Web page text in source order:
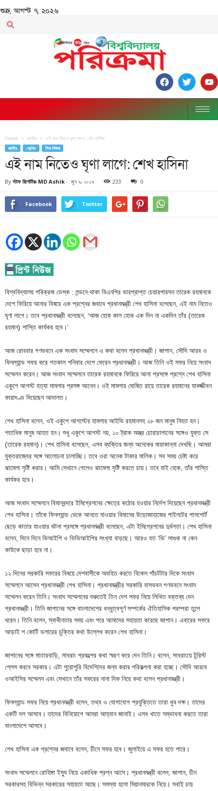
শুক্র, আগস্ট ৭, ২০২৬
Home জাতীয় এই নাম নিতেও ঘৃণা লাগে: শেখ হাসিনা
জাতীয় ব্রেকিং লিড নিউজ
এই নাম নিতেও ঘৃণা লাগে: শেখ হাসিনা
By স্টাফ রিপোর্টারঃ MD Ashik - জুন ৯, ২০১৯ 233 0
Facebook Twitter
বিশ্ববিদ্যালয় পরিক্রমা ডেস্ক : লন্ডনে থাকা বিএনপির ভারপ্রাপ্ত চেয়ারপারসন তারেক রহমানকে
দেশে ফিরিয়ে আনার বিষয়ে এক প্রশ্নের জবাবে প্রধানমন্ত্রী শেখ হাসিনা বলেছেন, এই নাম নিতেও
ঘৃণা লাগে। তবে প্রধানমন্ত্রী বলেছেন, ‘আজ হোক কাল হোক এক দিন না একদিন তাঁর (তারেক
রহমান) শাস্তি কার্যকর হবে।’
আজ রোববার গণভবনে এক সংবাদ সম্মেলনে এ কথা বলেন প্রধানমন্ত্রী। জাপান, সৌদি আরব ও
ফিনল্যান্ড সফর করে গতকাল শনিবার দেশে ফেরেন প্রধানমন্ত্রী। আজ তিনি ওই সফর নিয়ে সংবাদ
সম্মেলন করেন। আজ সংবাদ সম্মেলনে তারেক রহমানকে ফিরিয়ে আনা প্রসঙ্গে প্রশ্নে শেখ হাসিনা
একুশে আগস্ট হত্যা মামলার প্রসঙ্গ আনেন। ওই মামলায় ঘোষিত রায়ে তারেক রহমানের যাবজ্জীবন
কারাদণ্ড দিয়েছেন আদালত।
শেখ হাসিনা বলেন, ওই একুশে আগস্টের হামলায় আইভি রহমানসহ ২৮ জন মানুষ নিহত হন।
শতাধিক মানুষ আহত হন। শুধু একুশে আগস্ট নয়, ১০ ট্রাক অস্ত্র চোরাচালানের সঙ্গেও যুক্ত সে
(তারেক রহমান)। শেখ হাসিনা বলেছেন, এসব ব্যক্তির জন্য অনেকের মায়াকান্না দেখছি। আমরা
যুক্তরাজ্যের সঙ্গে আলোচনা চালাচ্ছি। তবে ওরা অনেক টাকার মালিক। সব সময় চেষ্টা করে
ঝামেলা সৃষ্টি করার। আমি সেখানে গেলেও ঝামেলা সৃষ্টি করতে চায়। তবে যাই হোক, তাঁর শাস্তি
কার্যকর হবে।
আজ সংবাদ সম্মেলনে বিমানবন্দরে ইমিগ্রেশনের ক্ষেত্রে কঠোর হওয়ার নির্দেশ দিয়েছেন প্রধানমন্ত্রী
শেখ হাসিনা। তাঁকে ফিনল্যান্ড থেকে আনতে যাওয়ার বিমানের উড়োজাহাজের পাইলটের পাসপোর্ট
ছেড়ে কাতার যাওয়ার ঘটনা প্রসঙ্গে প্রধানমন্ত্রী বলেছেন, এটা ইমিগ্রেশনের দুর্বলতা। শেখ হাসিনা
বলেন, দিনে দিনে ভিআইপি ও ভিভিআইপির সংখ্যা বাড়ছে। আরও যত ‘ভি’ লাগুক না কেন
কাউকে ছাড়া হবে না।
১২ দিনের সরকারি সফরের বিষয়ে দেশবাসীকে অবহিত করতে বিকেল পাঁচটটার দিকে সংবাদ
সম্মেলনে আসেন প্রধানমন্ত্রী শেখ হাসিনা। প্রধানমন্ত্রীর সরকারি বাসভবন গণভবনে সংবাদ
সম্মেলন করেন তিনি। সংবাদ সম্মেলনের শুরুতেই তিন দেশ সফর নিয়ে লিখিত বক্তব্য দেন
প্রধানমন্ত্রী। তিনি জাপানের সঙ্গে বাংলাদেশের বন্ধুত্বপূর্ণ সম্পর্কের ঐতিহাসিক পরম্পরা তুলে
ধরেন। তিনি বলেন, স্বাধীনতার সময় এবং পরে আমাদের সহায়তা করেছে জাপান। এবারের সফরে
আড়াই শ কোটি ডলারের চুক্তির কথা উল্লেখ করেন শেখ হাসিনা।
জাপানের সঙ্গে মাতারবাড়ি, সাবরাং প্রকল্পের কথা স্মরণ করে দেন তিনি। বলেন, সাবরাংয়ে টুরিস্ট
প্লেস করবে সরকার। এটা পুরোপুরি বিদেশিদের জন্য করার পরিকল্পনা করা হচ্ছে। সৌদি আরবে
ওআইসির সম্মেলন এবং সেখানে তাঁর সফরের নানা দিক নিয়ে কথা বলেন প্রধানমন্ত্রী।
ফিনল্যান্ড সফর নিয়ে প্রধানমন্ত্রী বলেন, তথ্য ও যোগাযোগ প্রযুক্তিতে তারা খুব দক্ষ। তাদের
একটি দল আসবে। তাদের বিনিয়োগে আমরা আহ্বান জানাই। এসব খাতে সম্ভাবনা করতে তারা
বাংলাদেশে আসবে।
শেখ হাসিনা এক প্রশ্নের জবাবে বলেন, চীনে সফর হবে। জুলাইয়ে এ সফর হতে পারে।
সংবাদ সম্মেলনে রোহিঙ্গা ইস্যু নিয়ে একাধিক প্রশ্ন আসে। প্রধানমন্ত্রী বলেন, জাপান, চীন
সরকারসহ বিভিন্ন সরকারের সহায়তা আছে। সমস্যা হলো মিয়ানমারকে নিয়ে। সবাই চায়